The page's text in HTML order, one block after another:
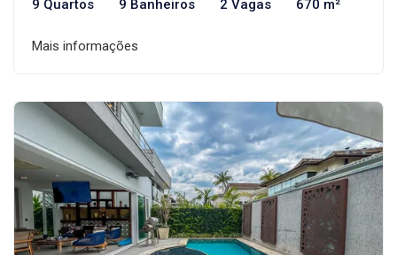
9 Quartos 9 Banheiros 2 Vagas 670 m²
Mais informações